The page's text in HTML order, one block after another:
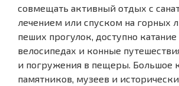
совмещать активный отдых с
лечением или спуском на горных
пеших прогулок, доступно
велосипедах и конные
и погружения в пещеры. Большое
памятников, музеев и